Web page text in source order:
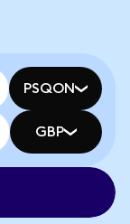
PSQON
GBP